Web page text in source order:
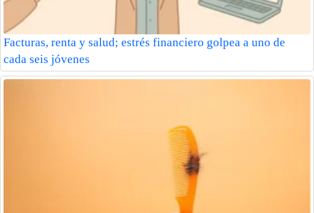
Facturas, renta y salud; estrés financiero golpea a uno de
cada seis jóvenes